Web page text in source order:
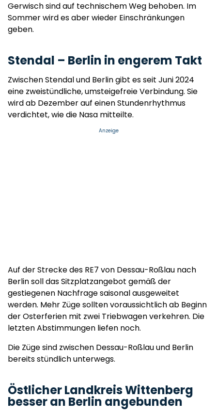
Gerwisch sind auf technischem Weg behoben. Im
Sommer wird es aber wieder Einschränkungen
geben.
Stendal – Berlin in engerem Takt
Zwischen Stendal und Berlin gibt es seit Juni 2024
eine zweistündliche, umsteigefreie Verbindung. Sie
wird ab Dezember auf einen Stundenrhythmus
verdichtet, wie die Nasa mitteilte.
Anzeige
Auf der Strecke des RE7 von Dessau-Roßlau nach
Berlin soll das Sitzplatzangebot gemäß der
gestiegenen Nachfrage saisonal ausgeweitet
werden. Mehr Züge sollten voraussichtlich ab Beginn
der Osterferien mit zwei Triebwagen verkehren. Die
letzten Abstimmungen liefen noch.
Die Züge sind zwischen Dessau-Roßlau und Berlin
bereits stündlich unterwegs.
Östlicher Landkreis Wittenberg
besser an Berlin angebunden